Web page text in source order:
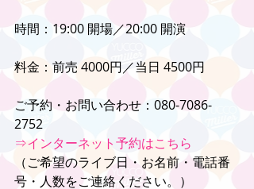
時間：19:00 開場／20:00 開演
料金：前売 4000円／当日 4500円
ご予約・お問い合わせ：080-7086-
2752
⇒インターネット予約はこちら
（ご希望のライブ日・お名前・電話番
号・人数をご連絡ください。）